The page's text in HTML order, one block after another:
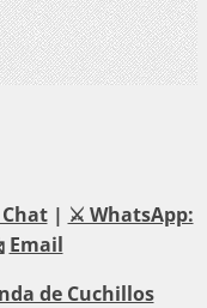
| ⚔️ WhatsApp:
Email
de Cuchillos